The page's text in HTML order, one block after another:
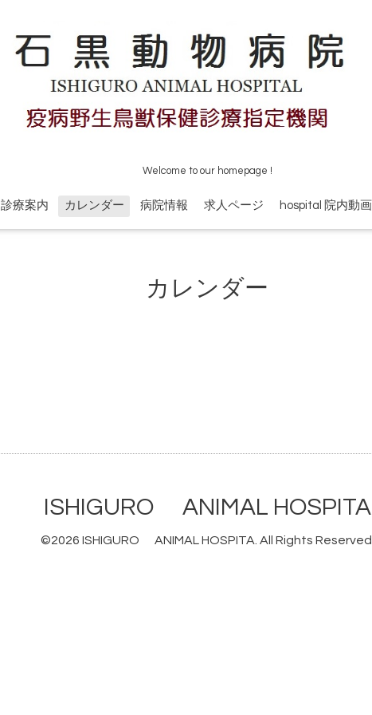
Welcome to our homepage !
診療案内 カレンダー 病院情報 求人ページ hospital 院内動画
カレンダー
ISHIGURO ANIMAL HOSPITA
©2026 ISHIGURO ANIMAL HOSPITA . All Rights Reserved.